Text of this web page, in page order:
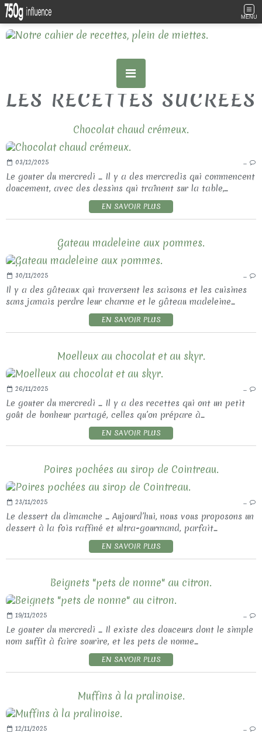
MENU
LES RECETTES SUCREES
Chocolat chaud crémeux.
03/12/2025 …
Le gouter du mercredi ... Il y a des mercredis qui commencent
doucement, avec des dessins qui traînent sur la table,...
EN SAVOIR PLUS
Gateau madeleine aux pommes.
30/11/2025 …
Il y a des gâteaux qui traversent les saisons et les cuisines
sans jamais perdre leur charme et le gâteau madeleine...
EN SAVOIR PLUS
Moelleux au chocolat et au skyr.
26/11/2025 …
Le gouter du mercredi ... Il y a des recettes qui ont un petit
goût de bonheur partagé, celles qu’on prépare à...
EN SAVOIR PLUS
Poires pochées au sirop de Cointreau.
23/11/2025 …
Le dessert du dimanche ... Aujourd’hui, nous vous proposons un
dessert à la fois raffiné et ultra-gourmand, parfait...
EN SAVOIR PLUS
Beignets "pets de nonne" au citron.
19/11/2025 …
Le gouter du mercredi ... Il existe des douceurs dont le simple
nom suffit à faire sourire, et les pets de nonne...
EN SAVOIR PLUS
Muffins à la pralinoise.
12/11/2025 …